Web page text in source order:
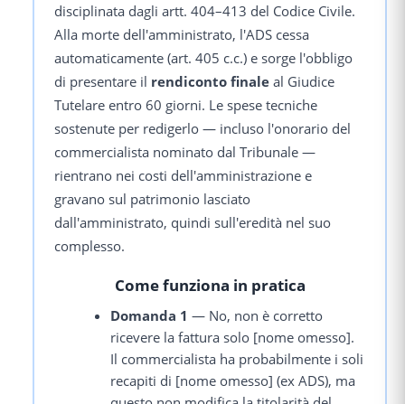
disciplinata dagli artt. 404–413 del Codice Civile.
Alla morte dell'amministrato, l'ADS cessa
automaticamente (art. 405 c.c.) e sorge l'obbligo
di presentare il rendiconto finale al Giudice
Tutelare entro 60 giorni. Le spese tecniche
sostenute per redigerlo — incluso l'onorario del
commercialista nominato dal Tribunale —
rientrano nei costi dell'amministrazione e
gravano sul patrimonio lasciato
dall'amministrato, quindi sull'eredità nel suo
complesso.
Come funziona in pratica
Domanda 1 — No, non è corretto
ricevere la fattura solo [nome omesso].
Il commercialista ha probabilmente i soli
recapiti di [nome omesso] (ex ADS), ma